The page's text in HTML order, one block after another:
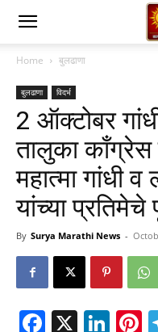
Home बुलढाणा
बुलढाणा विदर्भ
2 ऑक्टोबर
तालुका काँग्रेस
महात्मा गांधी
यांच्या
By Surya Marathi News -
X